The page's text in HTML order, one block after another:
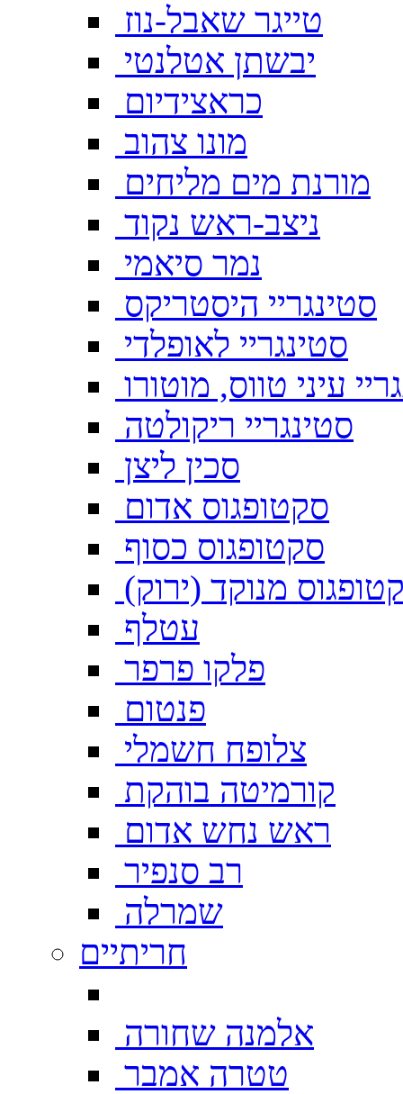
טייגר שאבל-נוז
יבשתן אטלנטי
כראצידיום
מונו צהוב
מורנת מים מליחים
ניצב-ראש נקוד
נמר סיאמי
סטינגריי היסטריקס
סטינגריי לאופלדי
עיני טווס, מוטורו
סטינגריי ריקולטה
סכין ליצן
סקטופגוס אדום
סקטופגוס כסוף
מנוקד (ירוק)
עטלף
פלקו פרפר
פנטום
צלופח חשמלי
קורמיטה בוהקת
ראש נחש אדום
רב סנפיר
שמרלה
חריתיים
אלמנה שחורה
טטרה אמבר